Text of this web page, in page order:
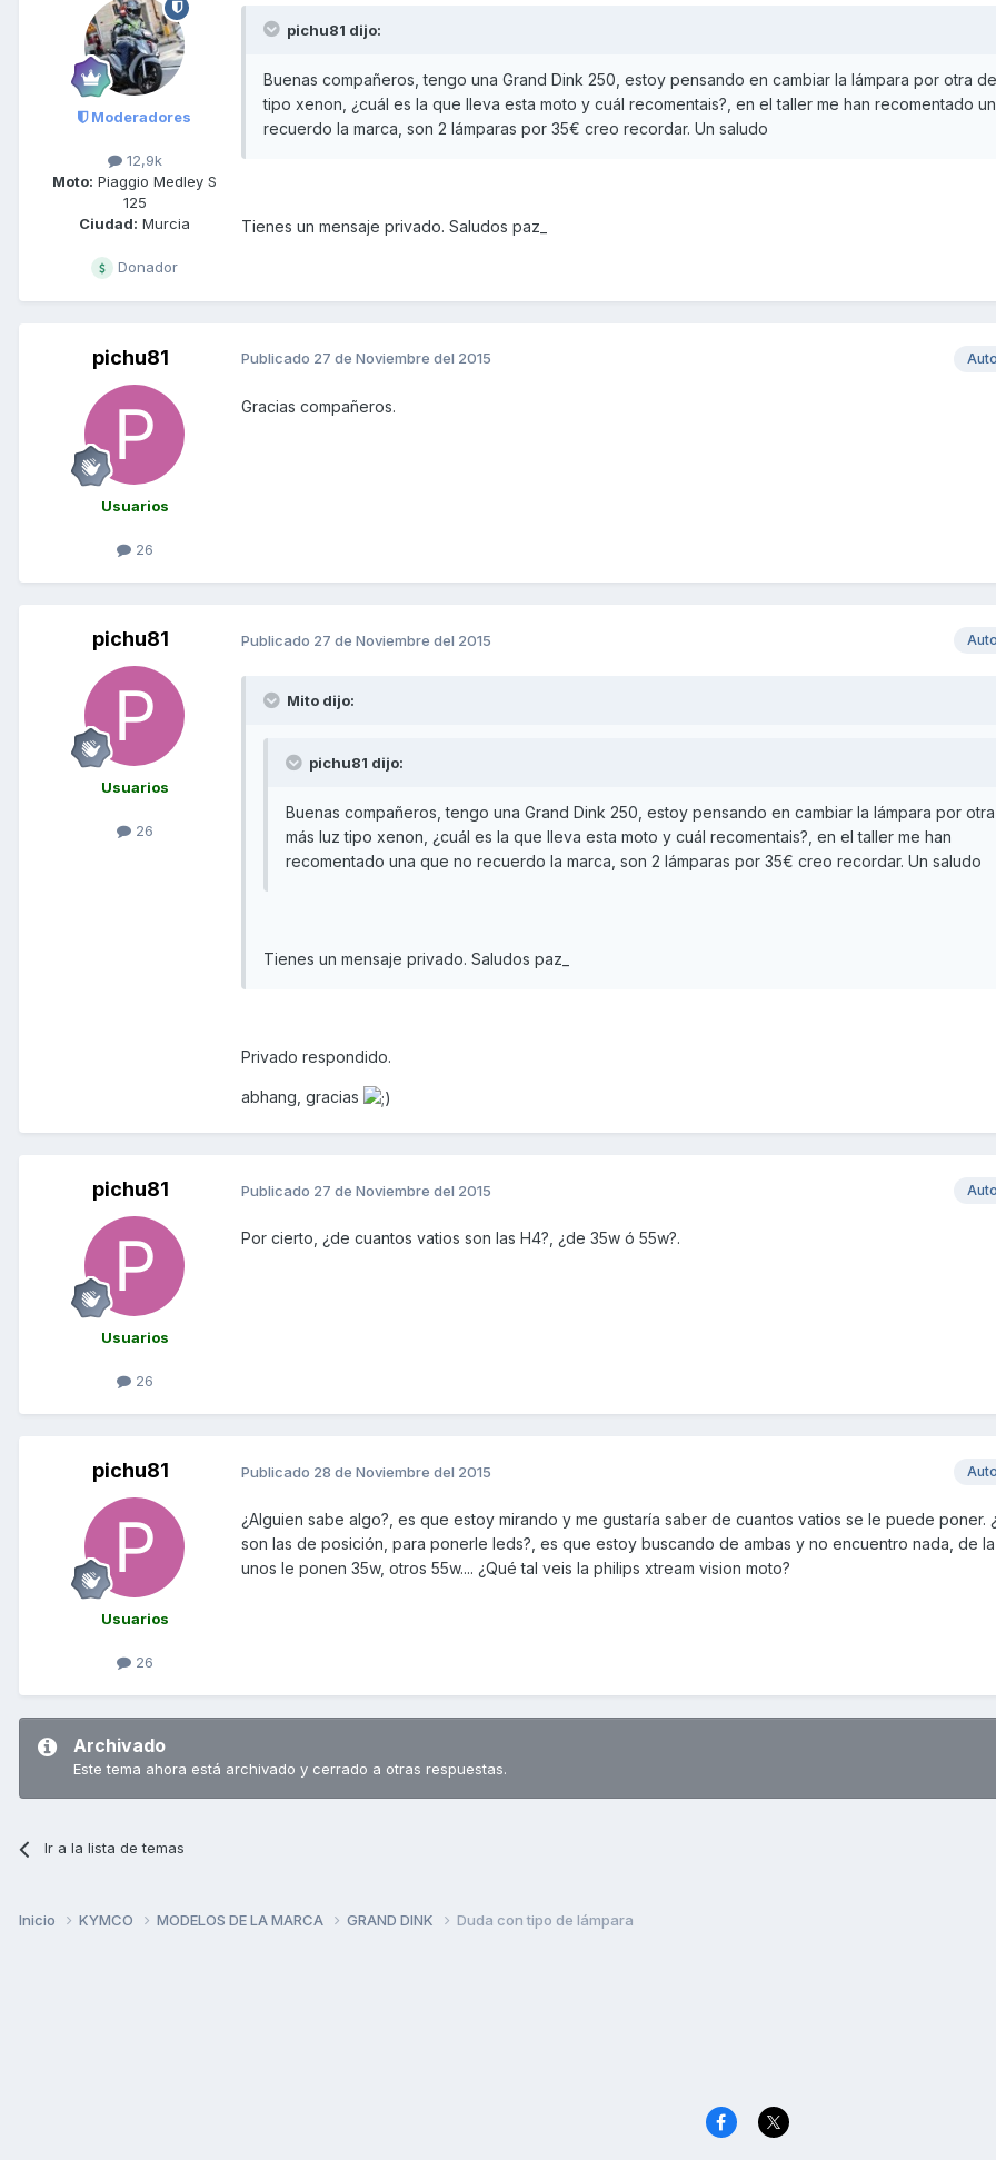
Moderadores
12,9k
Moto: Piaggio Medley S
125
Ciudad: Murcia
Donador
pichu81 dijo:
Buenas compañeros, tengo una Grand Dink 250, estoy pensando en cambiar la lámpara por otra
tipo xenon, ¿cuál es la que lleva esta moto y cuál recomentais?, en el taller me han recomentado
recuerdo la marca, son 2 lámparas por 35€ creo recordar. Un saludo
Tienes un mensaje privado. Saludos paz_
pichu81
Usuarios
26
Publicado 27 de Noviembre del 2015
Gracias compañeros.
pichu81
Usuarios
26
Publicado 27 de Noviembre del 2015
Mito dijo:
pichu81 dijo:
Buenas compañeros, tengo una Grand Dink 250, estoy pensando en cambiar la lámpara por
más luz tipo xenon, ¿cuál es la que lleva esta moto y cuál recomentais?, en el taller me han
recomentado una que no recuerdo la marca, son 2 lámparas por 35€ creo recordar. Un saludo
Tienes un mensaje privado. Saludos paz_
Privado respondido.
abhang, gracias
pichu81
Usuarios
26
Publicado 27 de Noviembre del 2015
Por cierto, ¿de cuantos vatios son las H4?, ¿de 35w ó 55w?.
pichu81
Usuarios
26
Publicado 28 de Noviembre del 2015
¿Alguien sabe algo?, es que estoy mirando y me gustaría saber de cuantos vatios se le puede poner.
son las de posición, para ponerle leds?, es que estoy buscando de ambas y no encuentro nada, de
unos le ponen 35w, otros 55w.... ¿Qué tal veis la philips xtream vision moto?
Archivado
Este tema ahora está archivado y cerrado a otras respuestas.
Ir a la lista de temas
Inicio KYMCO MODELOS DE LA MARCA GRAND DINK Duda con tipo de lámpara